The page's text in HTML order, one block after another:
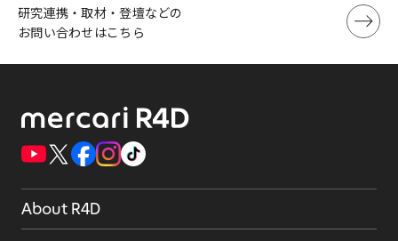
研究連携・取材・登壇などの
お問い合わせはこちら
About R4D